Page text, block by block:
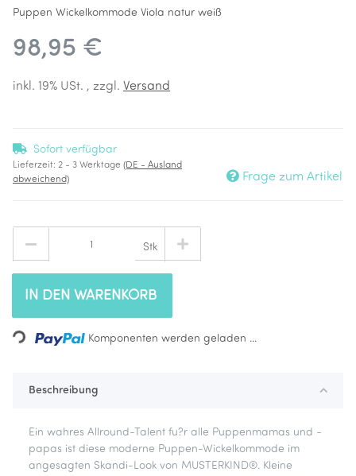
Puppen Wickelkommode Viola natur weiß
98,95 €
inkl. 19% USt. , zzgl. Versand
Sofort verfügbar
Lieferzeit: 2 - 3 Werktage (DE - Ausland
abweichend)
Frage zum Artikel
Stk
IN DEN WARENKORB
Komponenten werden geladen ...
Beschreibung
Ein wahres Allround-Talent fu?r alle Puppenmamas und -
papas ist diese moderne Puppen-Wickelkommode im
angesagten Skandi-Look von MUSTERKIND®. Kleine